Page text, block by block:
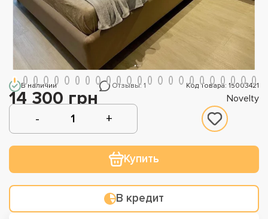
В наличии Отзывы: 1 Код Товара: 15003421
14 300 грн Novelty
Купить
В кредит